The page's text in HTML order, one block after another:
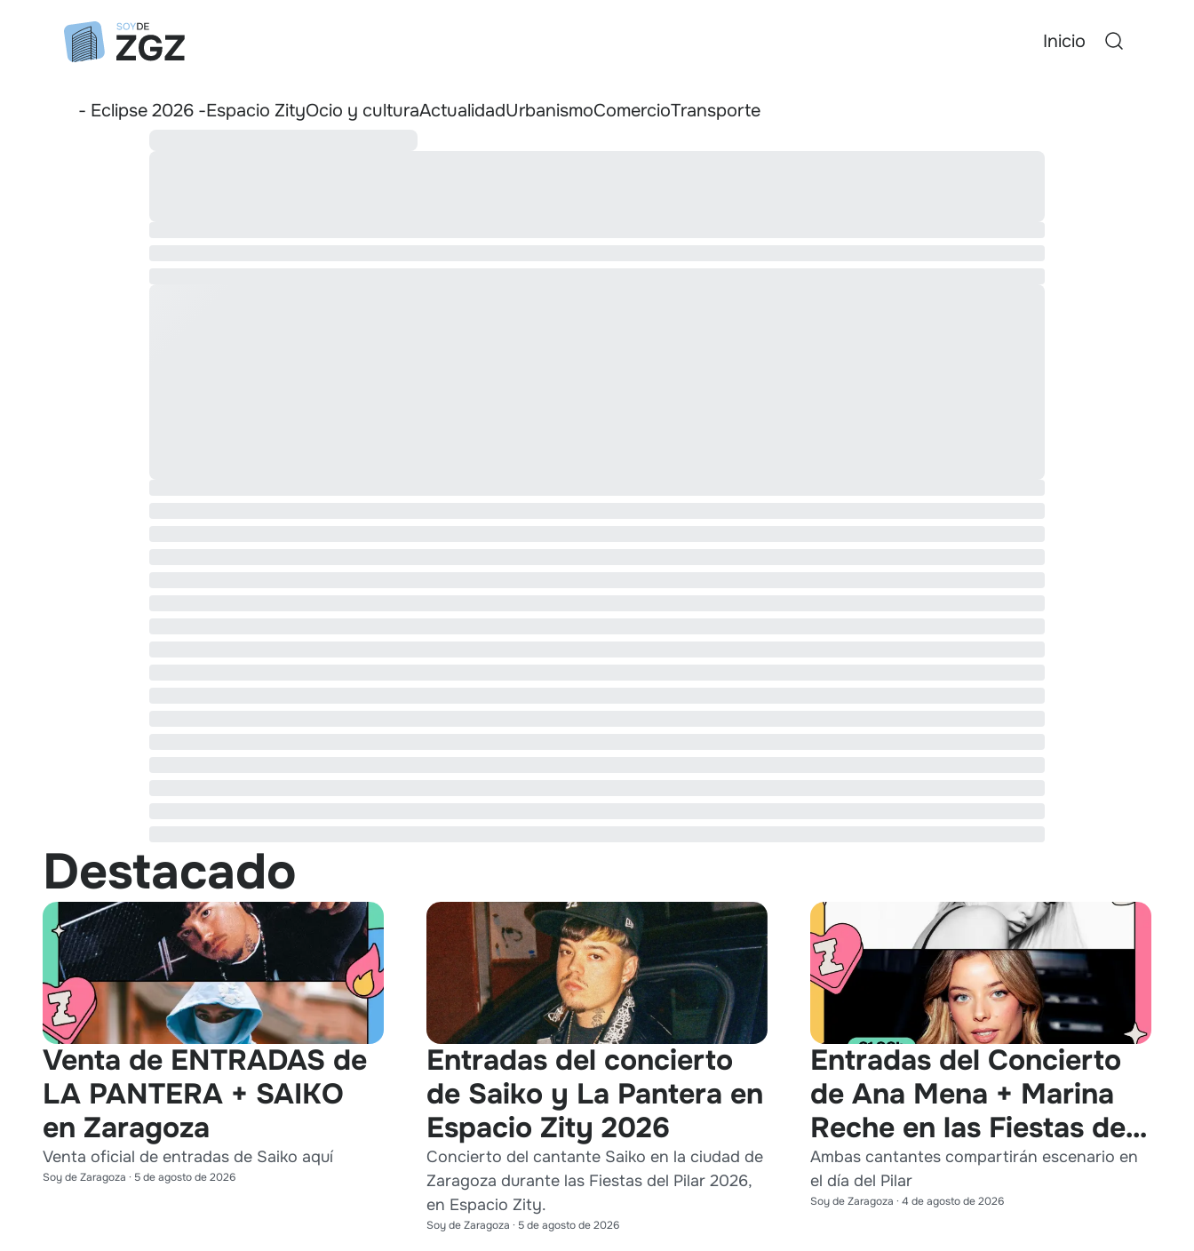
Inicio
- Eclipse 2026 -Espacio ZityOcio y culturaActualidadUrbanismoComercioTransporte
Destacado
Venta de ENTRADAS de
LA PANTERA + SAIKO
en Zaragoza
Venta oficial de entradas de Saiko aquí
Soy de Zaragoza · 5 de agosto de 2026
Entradas del concierto
de Saiko y La Pantera en
Espacio Zity 2026
Concierto del cantante Saiko en la ciudad de
Zaragoza durante las Fiestas del Pilar 2026,
en Espacio Zity.
Soy de Zaragoza · 5 de agosto de 2026
Entradas del Concierto
de Ana Mena + Marina
Reche en las Fiestas del
Pilar 2026
Ambas cantantes compartirán escenario en
el día del Pilar
Soy de Zaragoza · 4 de agosto de 2026